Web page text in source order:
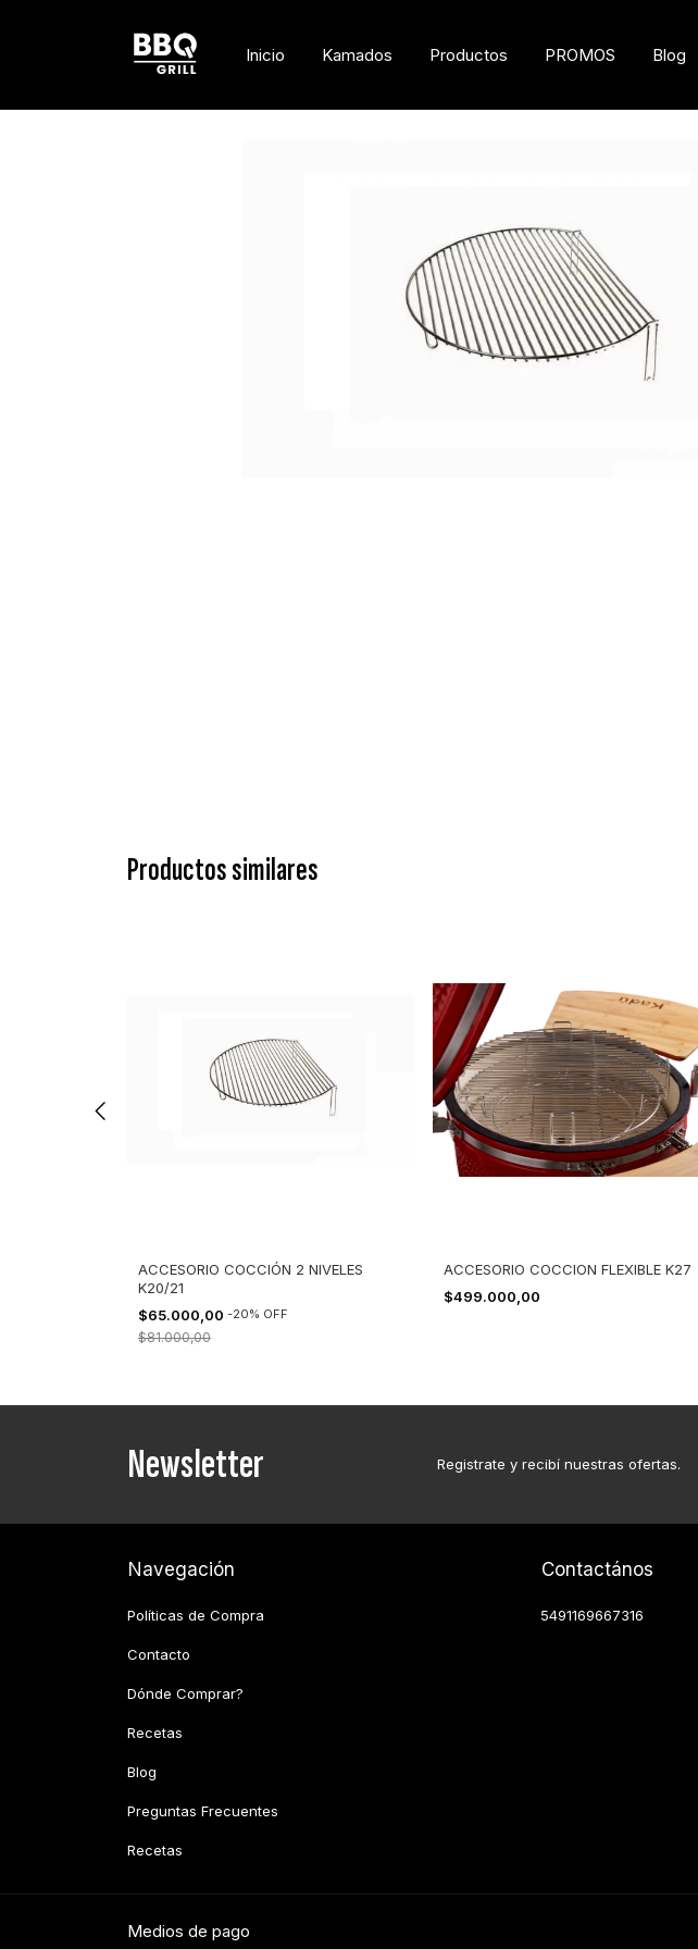
Inicio Kamados Productos PROMOS Blog
Productos similares
ACCESORIO COCCIÓN 2 NIVELES
K20/21
$65.000,00 -20% OFF
$81.000,00
ACCESORIO COCCION FLEXIBLE K27
$499.000,00
Newsletter Registrate y recibí nuestras ofertas.
Navegación
Políticas de Compra
Contacto
Dónde Comprar?
Recetas
Blog
Preguntas Frecuentes
Recetas
Contactános
5491169667316
Medios de pago